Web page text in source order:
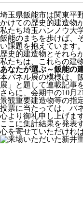
埼玉県飯能市は関東平
かけての歴史的建造物
私たち埼玉ハンノウ大
飯能のまちを歩けば、
い課題を抱えています。
歴史的建造物とそれら
私たちは、これらの建
あなたが選ぶ～飯能の
本パネル展の模様は、
展」と題して連載記事
さらに、会期中の10月
景観重要建造物等の指
投票に当たっては、パ
心より御礼申し上げます
ここに集計結果を発表
心を寄せていただけれ